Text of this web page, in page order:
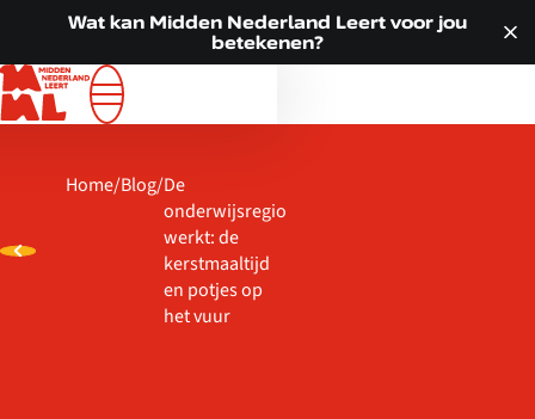
Wat kan Midden Nederland Leert voor jou
betekenen?
Home/Blog/De
onderwijsregio
werkt: de
kerstmaaltijd
en potjes op
het vuur
VOOR JOU
ALLE LOCATIES
WAT WE DOEN
ACTUEEL
CONTACT